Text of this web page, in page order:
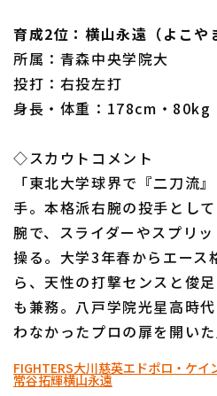
育成2位：横山永遠（よこや
所属：青森中央学院大
投打：右投左打
身長・体重：178cm・80kg
◇スカウトコメント
「東北大学球界で『二刀流
手。本格派右腕の投手とし
腕で、スライダーやスプリ
操る。大学3年春からエース
ら、天性の打撃センスと俊
も兼務。八戸学院光星高時
わなかったプロの扉を開いた
FIGHTERS大川慈英エドポロ・ケイ
常谷拓輝横山永遠